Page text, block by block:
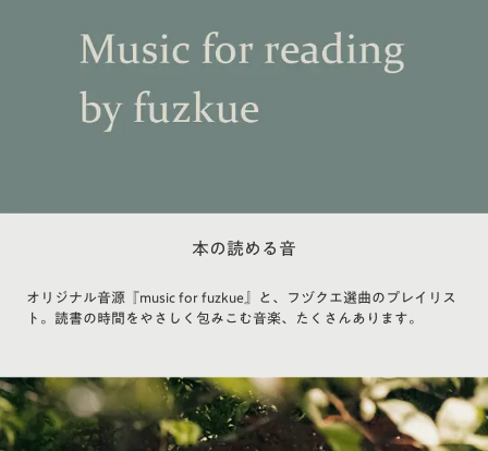
本の読める音
オリジナル音源『music for fuzkue』と、フヅクエ選曲のプレイリス
ト。読書の時間をやさしく包みこむ音楽、たくさんあります。